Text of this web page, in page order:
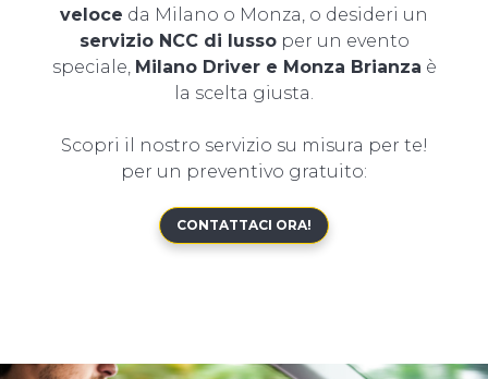
veloce da Milano o Monza, o desideri un
servizio NCC di lussoper un evento
speciale, Milano Driver e Monza Brianza è
la scelta giusta.
Scopri il nostro servizio su misura per te!
per un preventivo gratuito: